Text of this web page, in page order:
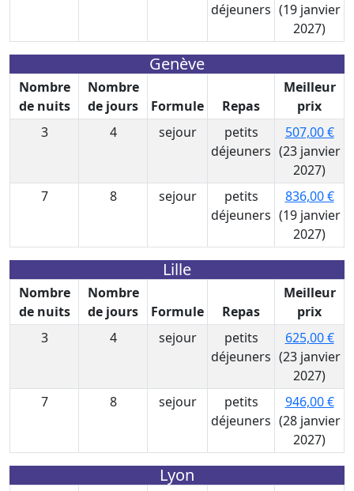
déjeuners (19 janvier
2027)
Genève
Nombre
de nuits
Nombre
de jours
Formule Repas
Meilleur
prix
3
4 sejour
petits
déjeuners
507,00 €
(23 janvier
2027)
7
8 sejour
petits
déjeuners
836,00 €
(19 janvier
2027)
Lille
Nombre
de nuits
Nombre
de jours
Formule Repas
Meilleur
prix
3
4 sejour
petits
déjeuners
625,00 €
(23 janvier
2027)
7
8 sejour
petits
déjeuners
946,00 €
(28 janvier
2027)
Lyon